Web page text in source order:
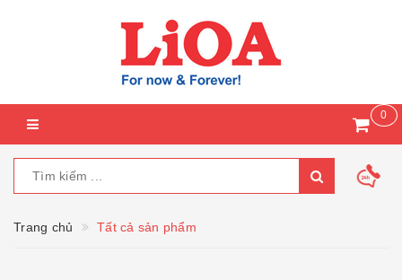
0
Trang chủ Tất cả sản phẩm